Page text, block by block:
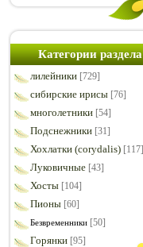
Категории раздела
лилейники [729]
сибирские ирисы [76]
многолетники [54]
Подснежники [31]
Хохлатки (corydalis) [117]
Луковичные [43]
Хосты [104]
Пионы [60]
Безвременники [50]
Горянки [95]